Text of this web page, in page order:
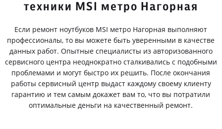
техники MSI метро Нагорная
Если ремонт ноутбуков MSI метро Нагорная выполняют
профессионалы, то вы можете быть уверенными в качестве
данных работ. Опытные специалисты из авторизованного
сервисного центра неоднократно сталкивались с подобными
проблемами и могут быстро их решить. После окончания
работы сервисный центр выдаст каждому своему клиенту
гарантию и тем самым докажет вам то, что вы потратили
оптимальные деньги на качественный ремонт.